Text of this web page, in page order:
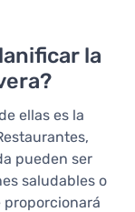
la
ellas es la
pueden ser
saludables o
proporcionará